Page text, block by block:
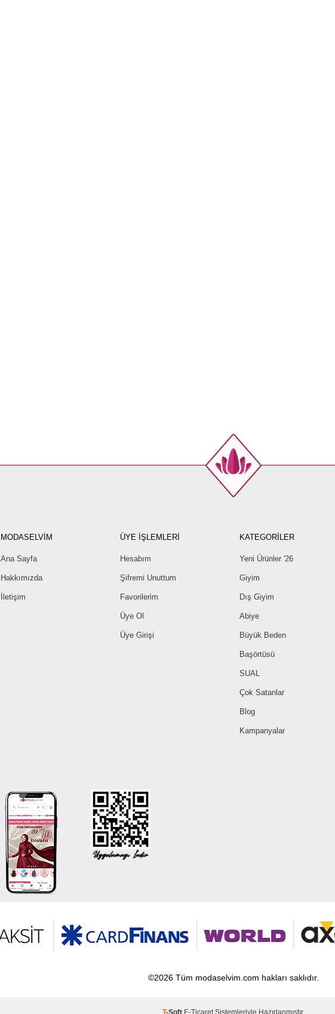
MODASELVİM
Ana Sayfa
Hakkımızda
İletişim
ÜYE İŞLEMLERİ
Hesabım
Şifremi Unuttum
Favorilerim
Üye Ol
Üye Girişi
KATEGORİLER
Yeni Ürünler '26
Giyim
Dış Giyim
Abiye
Büyük Beden
Başörtüsü
SUAL
Çok Satanlar
Blog
Kampanyalar
©2026 Tüm modaselvim.com hakları saklıdır.
T-Soft E-Ticaret Sistemleriyle Hazırlanmıştır.